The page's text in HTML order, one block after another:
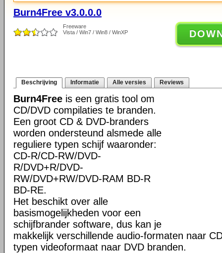
Burn4Free v3.0.0.0
Freeware
Vista / Win7 / Win8 / WinXP
Beschrijving Informatie Alle versies Reviews
Burn4Free is een gratis tool om
CD/DVD compilaties te branden.
Een groot CD & DVD-branders
worden ondersteund alsmede alle
reguliere typen schijf waaronder:
CD-R/CD-RW/DVD-
R/DVD+R/DVD-
RW/DVD+RW/DVD-RAM BD-R
BD-RE.
Het beschikt over alle
basismogelijkheden voor een
schijfbrander software, dus kan je
makkelijk verschillende audio-formaten naar
typen videoformaat naar DVD branden.